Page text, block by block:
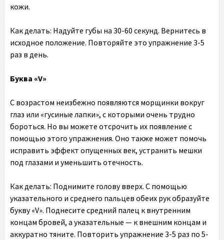
кожи.
Как делать: Надуйте губы на 30-60 секунд. Вернитесь в
исходное положение. Повторяйте это упражнение 3-5
раз в день.
Буква «V»
С возрастом неизбежно появляются морщинки вокруг
глаз или «гусиные лапки», с которыми очень трудно
бороться. Но вы можете отсрочить их появление с
помощью этого упражнения. Оно также может помочь
исправить эффект опущенных век, устранить мешки
под глазами и уменьшить отечность.
Как делать: Поднимите голову вверх. С помощью
указательного и среднего пальцев обеих рук образуйте
букву «V». Поднесите средний палец к внутренним
концам бровей, а указательные — к внешним концам и
аккуратно тяните. Повторить упражнение 3-5 раз по 5-